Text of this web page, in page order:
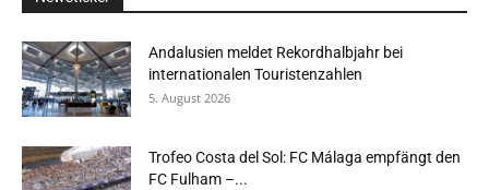
Andalusien meldet Rekordhalbjahr bei
internationalen Touristenzahlen
5. August 2026
Trofeo Costa del Sol: FC Málaga empfängt den
FC Fulham –...